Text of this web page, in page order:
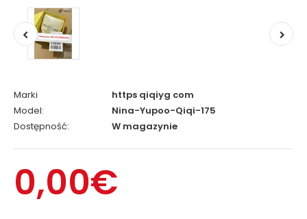
Marki
https qiqiyg com
Model:
Nina-Yupoo-Qiqi-175
Dostępność:
W magazynie
0,00€